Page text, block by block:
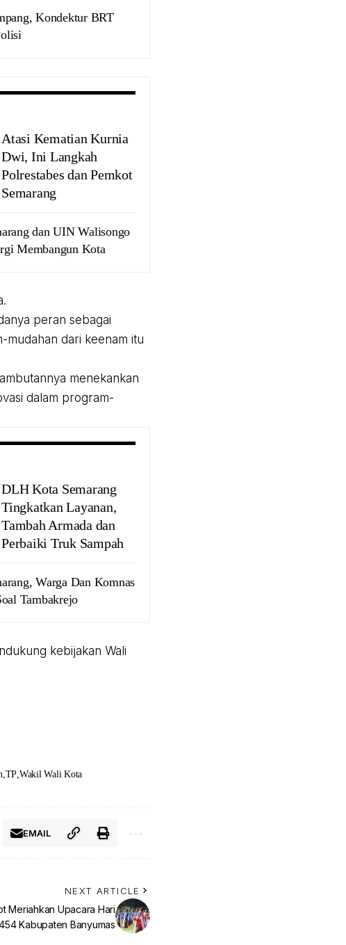
Kondektur BRT
Atasi Kematian Kurnia
Dwi, Ini Langkah
Polrestabes dan Pemkot
Semarang
dan UIN Walisongo
Membangun Kota
peran sebagai
mudahan dari keenam itu
menekankan
dalam program-
DLH Kota Semarang
Tingkatkan Layanan,
Tambah Armada dan
Perbaiki Truk Sampah
Warga Dan Komnas
Tambakrejo
kebijakan Wali
TP Wakil Wali Kota
EMAIL
NEXT ARTICLE
Meriahkan Upacara Hari
Kabupaten Banyumas